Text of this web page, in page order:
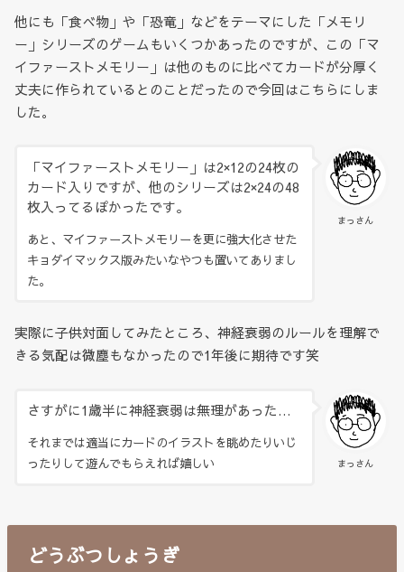
他にも「食べ物」や「恐竜」などをテーマにした「メモリ
ー」シリーズのゲームもいくつかあったのですが、この「マ
イファーストメモリー」は他のものに比べてカードが分厚く
丈夫に作られているとのことだったので今回はこちらにしま
した。
まっさん
「マイファーストメモリー」は2×12の24枚の
カード入りですが、他のシリーズは2×24の48
枚入ってるぽかったです。
あと、マイファーストメモリーを更に強大化させた
キョダイマックス版みたいなやつも置いてありまし
た。
実際に子供対面してみたところ、神経衰弱のルールを理解で
きる気配は微塵もなかったので1年後に期待です笑
まっさん
さすがに1歳半に神経衰弱は無理があった…
それまでは適当にカードのイラストを眺めたりいじ
ったりして遊んでもらえれば嬉しい
どうぶつしょうぎ